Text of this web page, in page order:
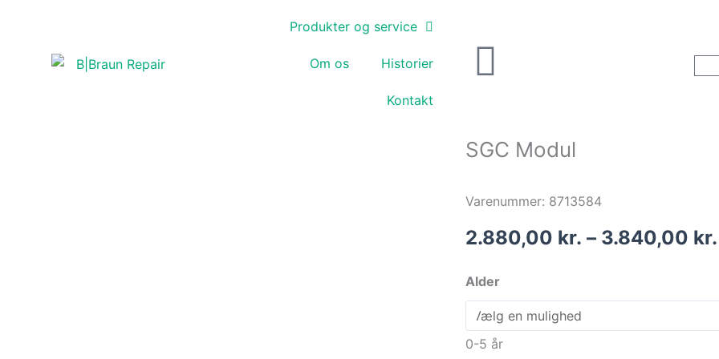
indholdet
Produkter og service
Om os Historier
Kontakt
SGC Modul
Varenummer: 8713584
2.880,00 kr. – 3.840,00 kr.
Alder
0-5 år
SGC
Modul
antal